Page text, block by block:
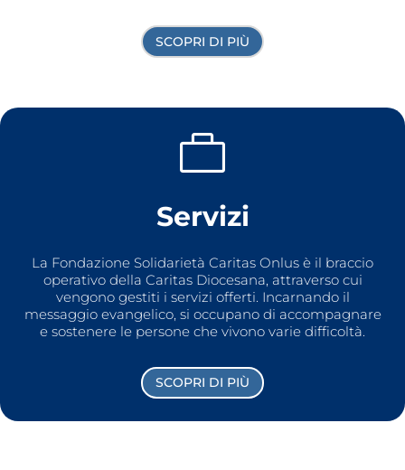
SCOPRI DI PIÙ

Servizi
La Fondazione Solidarietà Caritas Onlus è il braccio
operativo della Caritas Diocesana, attraverso cui
vengono gestiti i servizi offerti. Incarnando il
messaggio evangelico, si occupano di accompagnare
e sostenere le persone che vivono varie difficoltà.
SCOPRI DI PIÙ